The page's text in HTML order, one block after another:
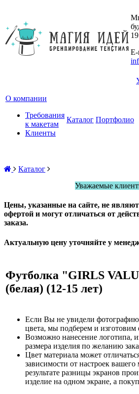
О компании
Требования
к макетам
Клиенты
Каталог Портфолио
Каталог
Уважаемые
Цены, указанные на сайте, не
офертой и могут отличаться от
заказа.
Актуальную цену уточняйте у
Футболка "GIRLS
(белая) (12-15 лет)
Если Вы не увидели
цвета, мы подберем и изготовим
Возможно нанесение логотипа,
размера изделия по желанию
Цвет материала может
зависимости от настроек
результате разницы экранов
изделие на одном экране, а